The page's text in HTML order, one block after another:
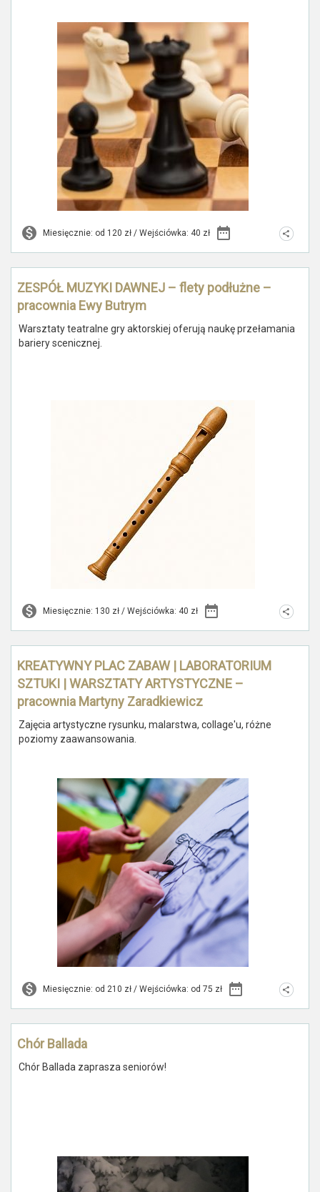
Miesięcznie: od 120 zł / Wejściówka: 40 zł
ZESPÓŁ MUZYKI DAWNEJ – flety podłużne –
pracownia Ewy Butrym
Warsztaty teatralne gry aktorskiej oferują naukę przełamania
bariery scenicznej.
Miesięcznie: 130 zł / Wejściówka: 40 zł
KREATYWNY PLAC ZABAW | LABORATORIUM
SZTUKI | WARSZTATY ARTYSTYCZNE –
pracownia Martyny Zaradkiewicz
Zajęcia artystyczne rysunku, malarstwa, collage'u, różne
poziomy zaawansowania.
Miesięcznie: od 210 zł / Wejściówka: od 75 zł
Chór Ballada
Chór Ballada zaprasza seniorów!